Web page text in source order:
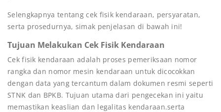
Selengkapnya tentang cek fisik kendaraan, persyaratan,
serta prosedurnya, simak penjelasan di bawah ini!
Tujuan Melakukan Cek Fisik Kendaraan
Cek fisik kendaraan adalah proses pemeriksaan nomor
rangka dan nomor mesin kendaraan untuk dicocokkan
dengan data yang tercantum dalam dokumen resmi seperti
STNK dan BPKB. Tujuan utama dari pengecekan ini yaitu
memastikan keaslian dan legalitas kendaraan.serta